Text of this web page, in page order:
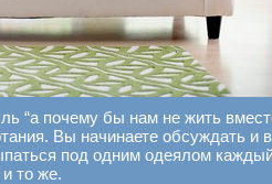
“а почему бы нам не жить
Вы начинаете обсуждать и
под одним одеялом
то же.